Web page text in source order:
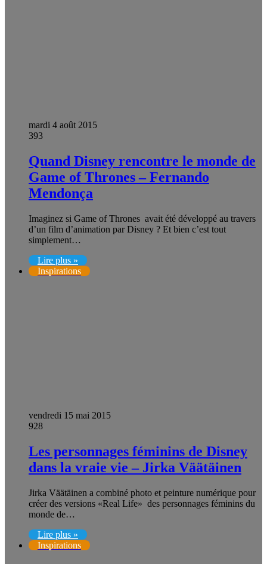
mardi 4 août 2015
393
Quand Disney rencontre le monde de
Game of Thrones – Fernando
Mendonça
Imaginez si Game of Thrones avait été développé au travers
d’un film d’animation par Disney ? Et bien c’est tout
simplement…
Lire plus »
Inspirations
vendredi 15 mai 2015
928
Les personnages féminins de Disney
dans la vraie vie – Jirka Väätäinen
Jirka Väätäinen a combiné photo et peinture numérique pour
créer des versions «Real Life» des personnages féminins du
monde de…
Lire plus »
Inspirations